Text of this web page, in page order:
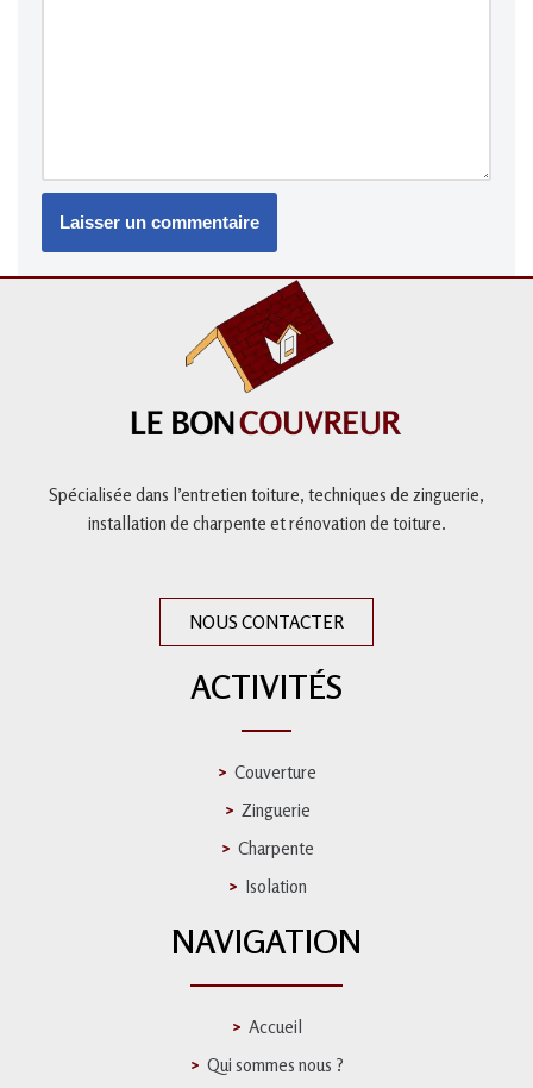
Spécialisée dans l’entretien toiture, techniques de zinguerie,
installation de charpente etrénovation de toiture.
NOUS CONTACTER
ACTIVITÉS
Couverture
Zinguerie
Charpente
Isolation
NAVIGATION
Accueil
Qui sommes nous ?